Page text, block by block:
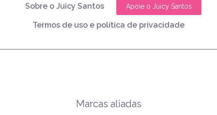
Sobre o Juicy Santos Apoie o Juicy Santos
Termos de uso e política de privacidade
Marcas aliadas